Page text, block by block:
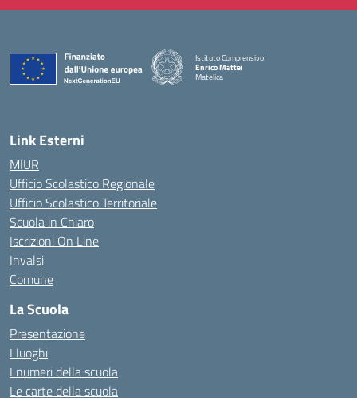
Istituto Comprensivo
Enrico Mattei
Matelica
Link Esterni
MIUR
Ufficio Scolastico Regionale
Ufficio Scolastico Territoriale
Scuola in Chiaro
Iscrizioni On Line
Invalsi
Comune
La Scuola
Presentazione
I luoghi
I numeri della scuola
Le carte della scuola